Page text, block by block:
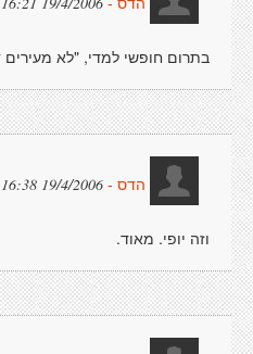
הדס -
בתרום חופשי למדי, "לא מעירים
הדס - 19/4/2006 22:16:38
וזה יופי. מאוד.